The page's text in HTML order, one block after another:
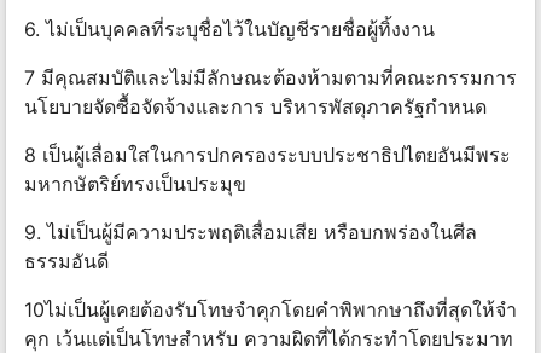
6. ไม่เป็นบุคคลที่ระบุชื่อไว้ในบัญชีรายชื่อผู้ทิ้งงาน
7 มีคุณสมบัติและไม่มีลักษณะต้องห้ามตามที่คณะกรรมการ
นโยบายจัดซื้อจัดจ้างและการ บริหารพัสดุภาครัฐกําหนด
8 เป็นผู้เลื่อมใสในการปกครองระบบประชาธิปไตยอันมีพระ
มหากษัตริย์ทรงเป็นประมุข
9. ไม่เป็นผู้มีความประพฤติเสื่อมเสีย หรือบกพร่องในศีล
ธรรมอันดี
10ไม่เป็นผู้เคยต้องรับโทษจําคุกโดยคําพิพากษาถึงที่สุดให้จํา
คุก เว้นแต่เป็นโทษสําหรับ ความผิดที่ได้กระทําโดยประมาท